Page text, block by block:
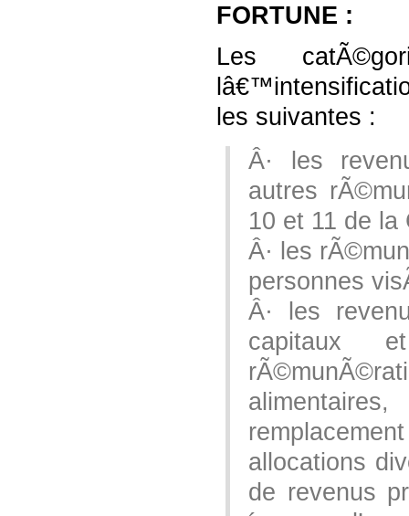
FORTUNE :
Les
les suivantes :
Â· les
autres
10 et 11 de la
Â· les
personnes
Â· les
capitaux
allocations
de revenus